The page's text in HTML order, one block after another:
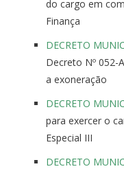
do cargo em
Finança
DECRETO
Decreto Nº 052-
a exoneração
DECRETO
para exercer o
Especial III
DECRETO